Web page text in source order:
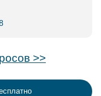
>>